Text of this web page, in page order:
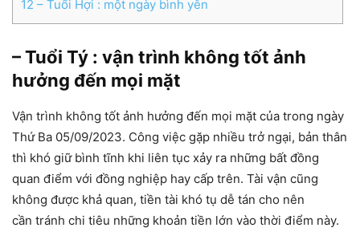
12 – Tuổi Hợi : một ngày bình yên
– Tuổi Tý : vận trình không tốt ảnh
hưởng đến mọi mặt
Vận trình không tốt ảnh hưởng đến mọi mặt của trong ngày
Thứ Ba 05/09/2023. Công việc gặp nhiều trở ngại, bản thân
thì khó giữ bình tĩnh khi liên tục xảy ra những bất đồng
quan điểm với đồng nghiệp hay cấp trên. Tài vận cũng
không được khả quan, tiền tài khó tụ dễ tán cho nên
cần tránh chi tiêu những khoản tiền lớn vào thời điểm này.